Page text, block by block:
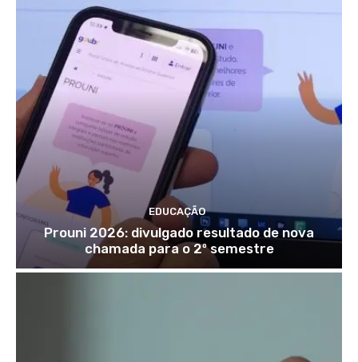
EDUCAÇÃO
Prouni 2026: divulgado resultado de nova
chamada para o 2º semestre